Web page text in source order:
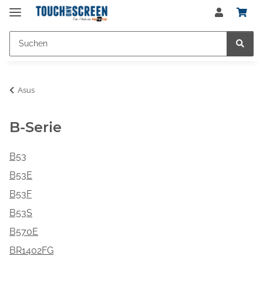
Asus
B-Serie
B53
B53E
B53F
B53S
B570E
BR1402FG